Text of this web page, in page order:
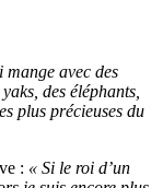
mange avec des
des éléphants,
plus précieuses du
: « Si le roi d’un